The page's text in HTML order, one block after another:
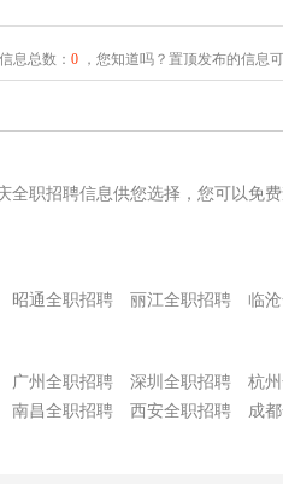
信息总数： 0，您知道吗？置顶发布的信息可
职招聘信息供您选择，您可以免
昭通全职招聘 丽江全职招聘 临
广州全职招聘 深圳全职招聘 杭
南昌全职招聘 西安全职招聘 成